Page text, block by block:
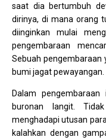
saat dia bertumbuh
dirinya, di mana orang
diinginkan mulai
pengembaraan
Sebuah pengembaraan
bumi jagat pewayangan.
Dalam
buronan langit.
menghadapi utusan
kalahkan dengan